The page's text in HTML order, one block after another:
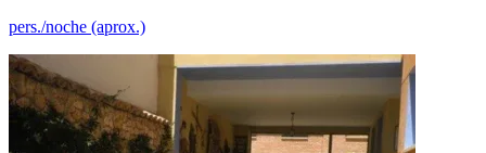
pers./noche (aprox.)